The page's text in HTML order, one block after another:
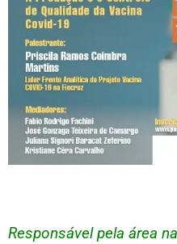
Responsável pela área